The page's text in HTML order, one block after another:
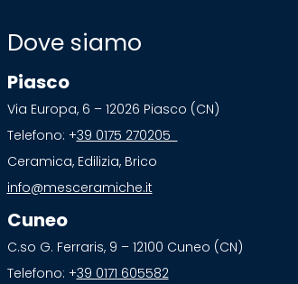
Dove siamo
Piasco
Via Europa, 6 – 12026 Piasco (CN)
Telefono: +39 0175 270205
Ceramica, Edilizia, Brico
info@mesceramiche.it
Cuneo
C.so G. Ferraris, 9 – 12100 Cuneo (CN)
Telefono: +39 0171 605582